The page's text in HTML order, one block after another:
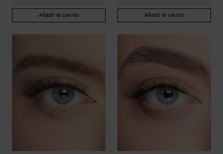
Añadir al carrito Añadir al carrito